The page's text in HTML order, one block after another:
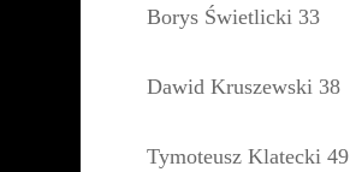
Borys Świetlicki 33
Dawid Kruszewski 38
Tymoteusz Klatecki 49